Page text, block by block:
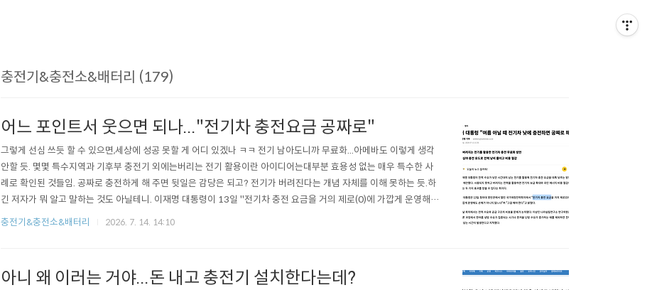
충전기&충전소&배터리 (179)
어느 포인트서 웃으면 되나..."전기차 충전요금 공짜로"
그렇게 선심 쓰듯 할 수 있으면,세상에 성공 못할 게 어디 있겠나 ㅋㅋ 전기 남아도니까 무료화...아메바도 이렇게 생각
안할 듯. 몇몇 특수지역과 기후부 충전기 외에는버리는 전기 활용이란 아이디어는대부분 효용성 없는 매우 특수한 사
례로 확인된 것들임. 공짜로 충전하게 해 주면 뒷일은 감당은 되고? 전기가 버려진다는 개념 자체를 이해 못하는 듯.하
긴 저자가 뭐 알고 말하는 것도 아닐테니. 이재명 대통령이 13일 "전기차 충전 요금을 거의 제로(0)에 가깝게 운영해도
손해가 아니지 않나"라며 "그걸 해야 한다"고 밝혔다.https://n.news.naver.com/mnews/article/008/0005385
충전기&충전소&배터리 2026. 7. 14. 14:10
아니 왜 이러는 거야...돈 내고 충전기 설치한다는데?